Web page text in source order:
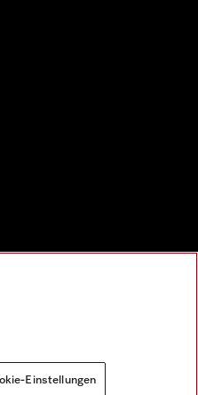
Einstellungen